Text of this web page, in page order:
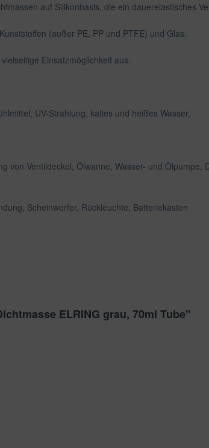
auf Silikonbasis, die ein dauerelastisches
(außer PE, PP und PTFE) und Glas.
Einsatzmöglichkeit aus.
UV-Strahlung, kaltes und heißes Wasser,
von Ventildeckel, Ölwanne, Wasser- und Ölpumpe,
Scheinwerfer, Rückleuchte, Batteriekasten
ELRING grau, 70ml Tube"